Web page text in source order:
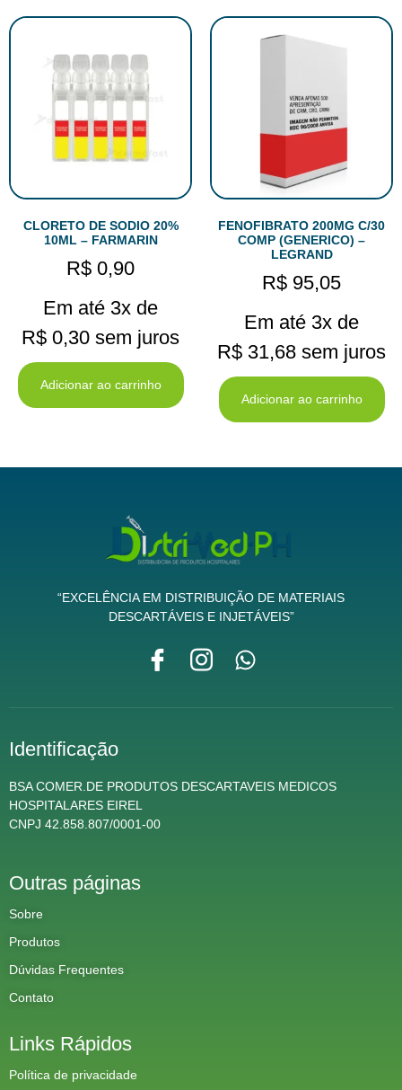
CLORETO DE SODIO 20%
10ML – FARMARIN
R$ 0,90
Em até 3x de
R$ 0,30 sem juros
Adicionar ao carrinho
FENOFIBRATO 200MG C/30
COMP (GENERICO) –
LEGRAND
R$ 95,05
Em até 3x de
R$ 31,68 sem juros
Adicionar ao carrinho
“EXCELÊNCIA EM DISTRIBUIÇÃO DE MATERIAIS
DESCARTÁVEIS E INJETÁVEIS”
Identificação
BSA COMER.DE PRODUTOS DESCARTAVEIS MEDICOS
HOSPITALARES EIREL
CNPJ 42.858.807/0001-00
Outras páginas
Sobre
Produtos
Dúvidas Frequentes
Contato
Links Rápidos
Política de privacidade